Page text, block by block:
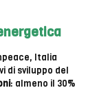
Italia
di sviluppo del
: almeno il 30%